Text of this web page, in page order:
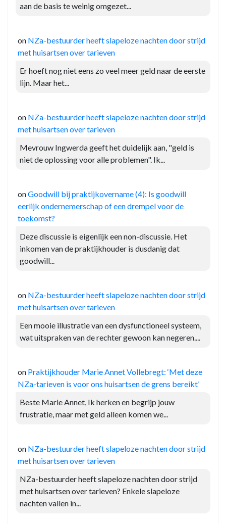
aan de basis te weinig omgezet...
on NZa-bestuurder heeft slapeloze nachten door strijd
met huisartsen over tarieven
Er hoeft nog niet eens zo veel meer geld naar de eerste
lijn. Maar het...
on NZa-bestuurder heeft slapeloze nachten door strijd
met huisartsen over tarieven
Mevrouw Ingwerda geeft het duidelijk aan, "geld is
niet de oplossing voor alle problemen". Ik...
onGoodwill bij praktijkovername (4): Is goodwill
eerlijk ondernemerschap of een drempel voor de
toekomst?
Deze discussie is eigenlijk een non-discussie. Het
inkomen van de praktijkhouder is dusdanig dat
goodwill...
on NZa-bestuurder heeft slapeloze nachten door strijd
met huisartsen over tarieven
Een mooie illustratie van een dysfunctioneel systeem,
wat uitspraken van de rechter gewoon kan negeren....
on Praktijkhouder Marie Annet Vollebregt: ‘Met deze
NZa-tarieven is voor ons huisartsen de grens bereikt’
Beste Marie Annet, Ik herken en begrijp jouw
frustratie, maar met geld alleen komen we...
on NZa-bestuurder heeft slapeloze nachten door strijd
met huisartsen over tarieven
NZa-bestuurder heeft slapeloze nachten door strijd
met huisartsen over tarieven? Enkele slapeloze
nachten vallen in...